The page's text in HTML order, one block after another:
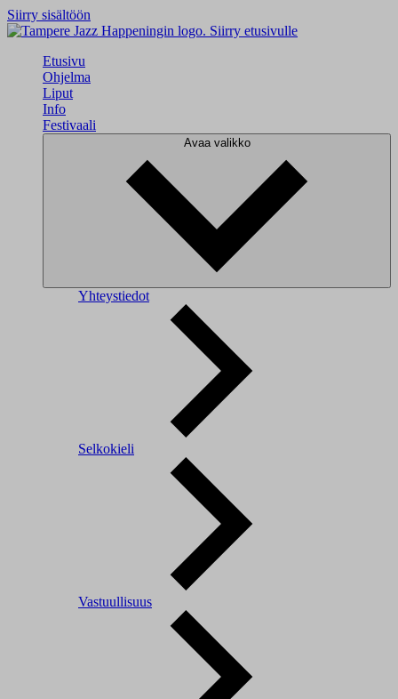
Siirry sisältöön
Siirry etusivulle
Etusivu
Ohjelma
Liput
Info
Festivaali
Avaa valikko
Yhteystiedot
Selkokieli
Vastuullisuus